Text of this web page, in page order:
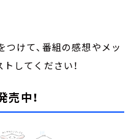
つけて、番組の感想やメッ
してください！
中！